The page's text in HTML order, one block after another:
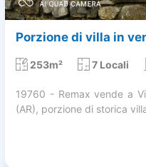
Porzione di villa in
253m² 7 Locali
19760 - Remax vende a
(AR), porzione di storica